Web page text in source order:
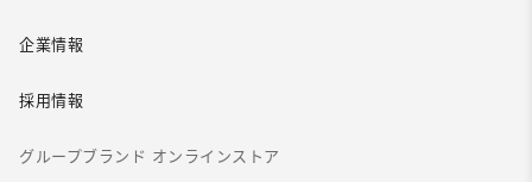
企業情報
採用情報
グループブランド オンラインストア